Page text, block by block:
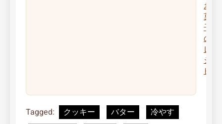
お
菓
子
の
レ
シ
ピ
Tagged: クッキー バター
冷やす